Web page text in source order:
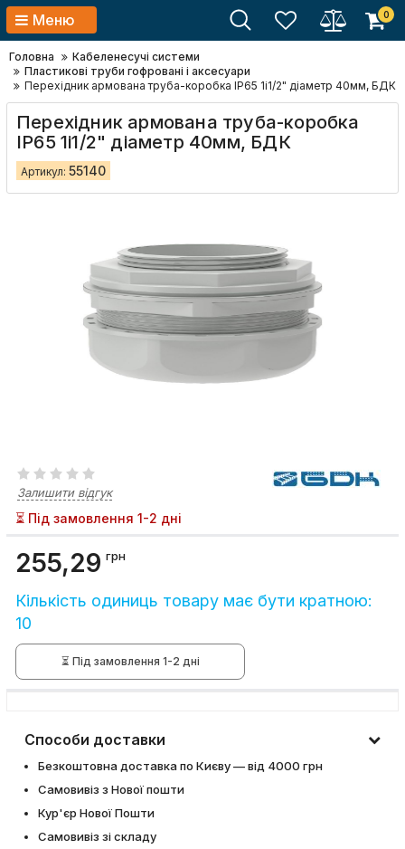
Меню 0
Головна
Кабеленесучі системи
Пластикові труби гофровані і аксесуари
Перехідник армована труба-коробка IP65 1і1/2" діаметр 40мм, БДК
Перехідник армована труба-коробка
IP65 1і1/2" діаметр 40мм, БДК
Артикул: 55140
Залишити відгук
⏳ Під замовлення 1-2 дні
255,29 грн
Кількість одиниць товару має бути кратною:
10
⏳ Під замовлення 1-2 дні
Способи доставки
Безкоштовна доставка по Києву — від 4000 грн
Самовивіз з Нової пошти
Кур'єр Нової Пошти
Самовивіз зі складу